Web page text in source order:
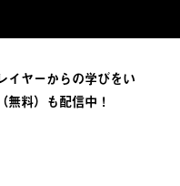
イヤーからの学びをい
無料）も配信中！